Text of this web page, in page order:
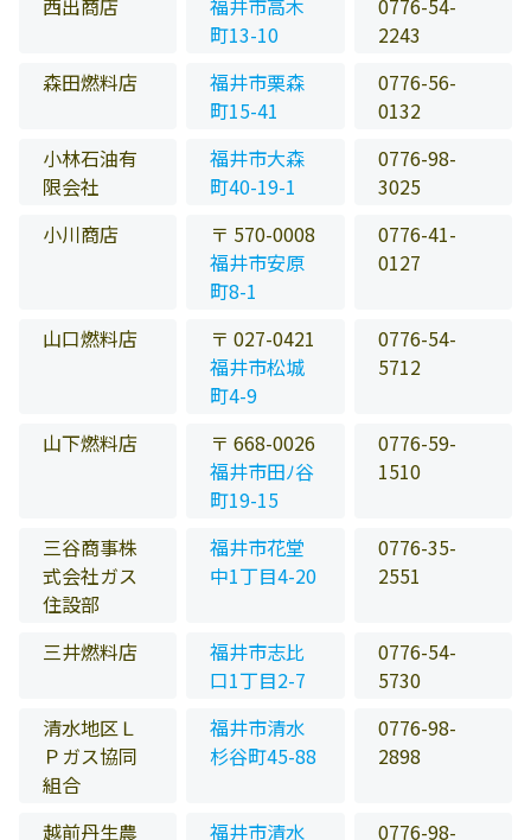
西出商店
福井市高木
町13-10
0776-54-
2243
森田燃料店
福井市栗森
町15-41
0776-56-
0132
小林石油有
限会社
福井市大森
町40-19-1
0776-98-
3025
小川商店
〒 570-0008
福井市安原
町8-1
0776-41-
0127
山口燃料店
〒 027-0421
福井市松城
町4-9
0776-54-
5712
山下燃料店
〒 668-0026
福井市田ﾉ谷
町19-15
0776-59-
1510
三谷商事株
式会社ガス
住設部
福井市花堂
中1丁目4-20
0776-35-
2551
三井燃料店
福井市志比
口1丁目2-7
0776-54-
5730
清水地区Ｌ
Ｐガス協同
組合
福井市清水
杉谷町45-88
0776-98-
2898
越前丹生農
福井市清水
0776-98-